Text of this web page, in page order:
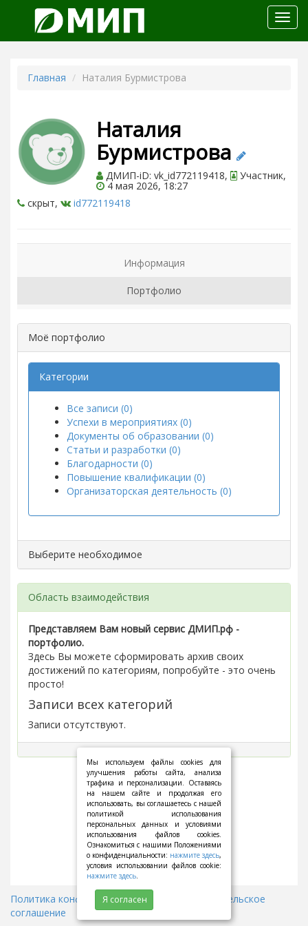
меню
Главная Наталия Бурмистрова
Наталия
Бурмистрова
ДМИП-iD: vk_id772119418, Участник,
4 мая 2026, 18:27
скрыт,
id772119418
Информация
Портфолио
Моё портфолио
Категории
Все записи (0)
Успехи в мероприятиях (0)
Документы об образовании (0)
Статьи и разработки (0)
Благодарности (0)
Повышение квалификации (0)
Организаторская деятельность (0)
Выберите необходимое
Область взаимодействия
Представляем Вам новый сервис ДМИП.рф -
портфолио.
Здесь Вы можете сформировать архив своих
достижений по категориям, попробуйте - это очень
просто!
Записи всех категорий
Записи отсутствуют.
Политика конфиденциальности
Пользовательское
соглашение
Мы используем файлы cookies для
улучшения работы сайта, анализа
трафика и персонализации. Оставаясь
на нашем сайте и продолжая его
использовать, вы соглашаетесь с нашей
политикой использования
персональных данных и условиями
использования файлов cookies.
Ознакомиться с нашими Положениями
о конфиденциальности: нажмите здесь,
условия использовании файлов cookie:
нажмите здесь.
Я согласен